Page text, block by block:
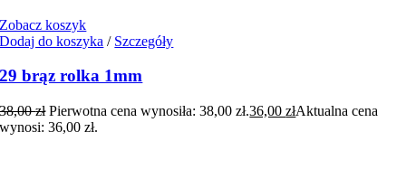
Zobacz koszyk
Dodaj do koszyka / Szczegóły
29 brąz rolka 1mm
38,00zł Pierwotna cena wynosiła: 38,00 zł.36,00złAktualna cena
wynosi: 36,00 zł.